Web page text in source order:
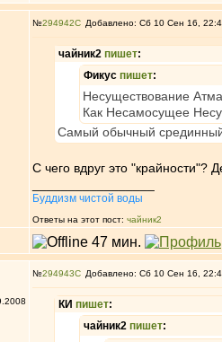
№294942 Добавлено: Сб 10 Сен 16,
чайник2 пишет:
Фикус пишет:
Несуществование
Как Несамосущее
Самый обычный срединный
С чего вдруг это "крайности"?
Буддизм чистой воды
Ответы на этот пост: чайник2
№294943 Добавлено: Сб 10 Сен 16,
КИ пишет:
чайник2 пишет: